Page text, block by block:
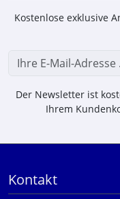
Kostenlose exklusive
Der Newsletter ist
Ihrem
Kontakt